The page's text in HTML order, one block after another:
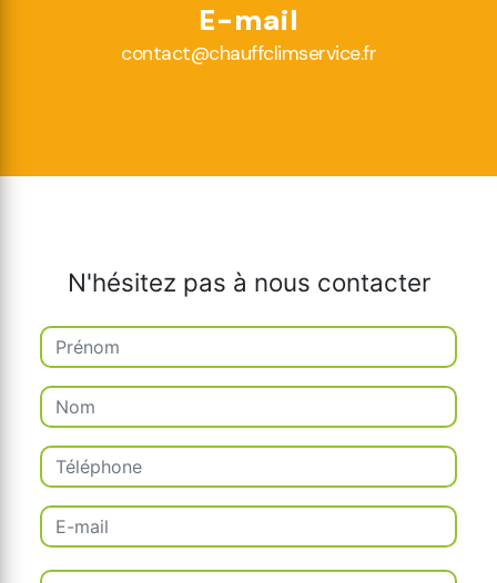
E-mail
contact@chauffclimservice.fr
N'hésitez pas à nous contacter